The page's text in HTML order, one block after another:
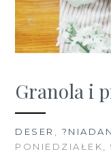
Granola i
DESER ,
PONIEDZIAŁEK,